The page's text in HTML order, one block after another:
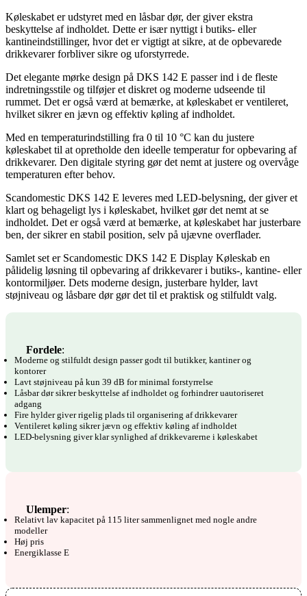
Køleskabet er udstyret med en låsbar dør, der giver ekstra
beskyttelse af indholdet. Dette er især nyttigt i butiks- eller
kantineindstillinger, hvor det er vigtigt at sikre, at de opbevarede
drikkevarer forbliver sikre og uforstyrrede.
Det elegante mørke design på DKS 142 E passer ind i de fleste
indretningsstile og tilføjer et diskret og moderne udseende til
rummet. Det er også værd at bemærke, at køleskabet er ventileret,
hvilket sikrer en jævn og effektiv køling af indholdet.
Med en temperaturindstilling fra 0 til 10 °C kan du justere
køleskabet til at opretholde den ideelle temperatur for opbevaring af
drikkevarer. Den digitale styring gør det nemt at justere og overvåge
temperaturen efter behov.
Scandomestic DKS 142 E leveres med LED-belysning, der giver et
klart og behageligt lys i køleskabet, hvilket gør det nemt at se
indholdet. Det er også værd at bemærke, at køleskabet har justerbare
ben, der sikrer en stabil position, selv på ujævne overflader.
Samlet set er Scandomestic DKS 142 E Display Køleskab en
pålidelig løsning til opbevaring af drikkevarer i butiks-, kantine- eller
kontormiljøer. Dets moderne design, justerbare hylder, lavt
støjniveau og låsbare dør gør det til et praktisk og stilfuldt valg.
Fordele:
Moderne og stilfuldt design passer godt til butikker, kantiner og
kontorer
Lavt støjniveau på kun 39 dB for minimal forstyrrelse
Låsbar dør sikrer beskyttelse af indholdet og forhindrer uautoriseret
adgang
Fire hylder giver rigelig plads til organisering af drikkevarer
Ventileret køling sikrer jævn og effektiv køling af indholdet
LED-belysning giver klar synlighed af drikkevarerne i køleskabet
Ulemper:
Relativt lav kapacitet på 115 liter sammenlignet med nogle andre
modeller
Høj pris
Energiklasse E